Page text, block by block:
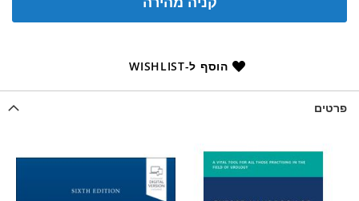
הוסף ל-WISHLIST
פרטים